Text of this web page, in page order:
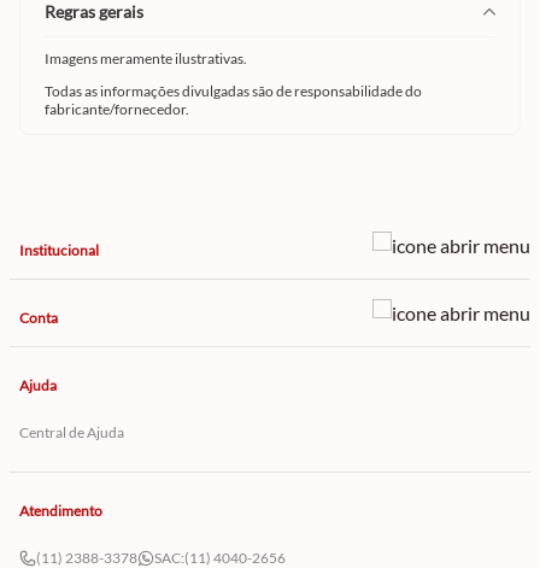
regras gerais
Imagens meramente ilustrativas.
Todas as informações divulgadas são de responsabilidade do
fabricante/fornecedor.
Institucional
Conta
Ajuda
Central de Ajuda
Atendimento
(11) 2388-3378 SAC:(11) 4040-2656